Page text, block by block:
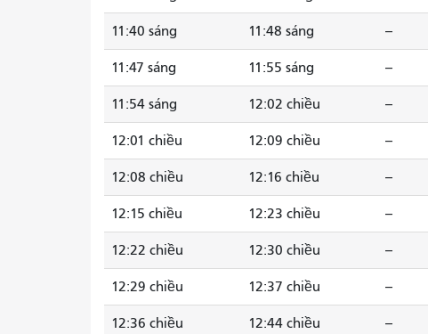
11:40 sáng 11:48 sáng --
11:47 sáng 11:55 sáng --
11:54 sáng 12:02 chiều --
12:01 chiều 12:09 chiều --
12:08 chiều 12:16 chiều --
12:15 chiều 12:23 chiều --
12:22 chiều 12:30 chiều --
12:29 chiều 12:37 chiều --
12:36 chiều 12:44 chiều --